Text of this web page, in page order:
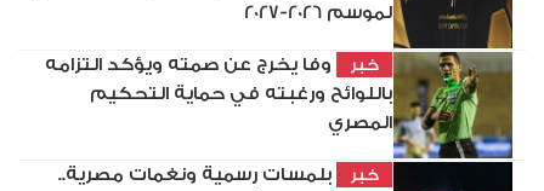
لموسم 2026-2027
خبر
وفا يخرج عن صمته ويؤكد التزامه
باللوائح ورغبته في حماية التحكيم
المصري
خبر
بلمسات رسمية ونغمات مصرية..